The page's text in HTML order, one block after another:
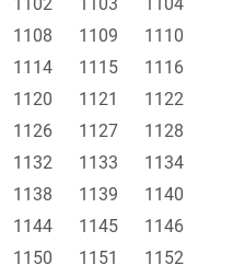
1108 1109
1110
1114 1115
1116
1120 1121
1122
1126 1127
1128
1132 1133
1134
1138 1139
1140
1144 1145
1146
1150 1151 1152